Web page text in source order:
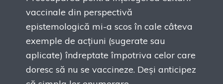
vaccinale din perspectivă
epistemologică mi-a scos în cale câteva
exemple de acțiuni (sugerate sau
aplicate) îndreptate împotriva celor care
doresc să nu se vaccineze. Deși anticipez